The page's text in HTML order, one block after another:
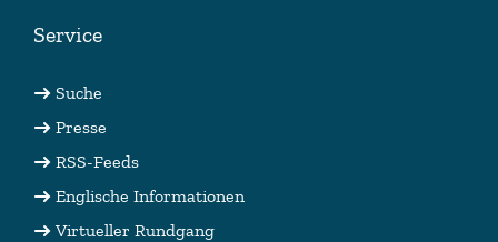
Service
Suche
Presse
RSS-Feeds
Englische Informationen
Virtueller Rundgang